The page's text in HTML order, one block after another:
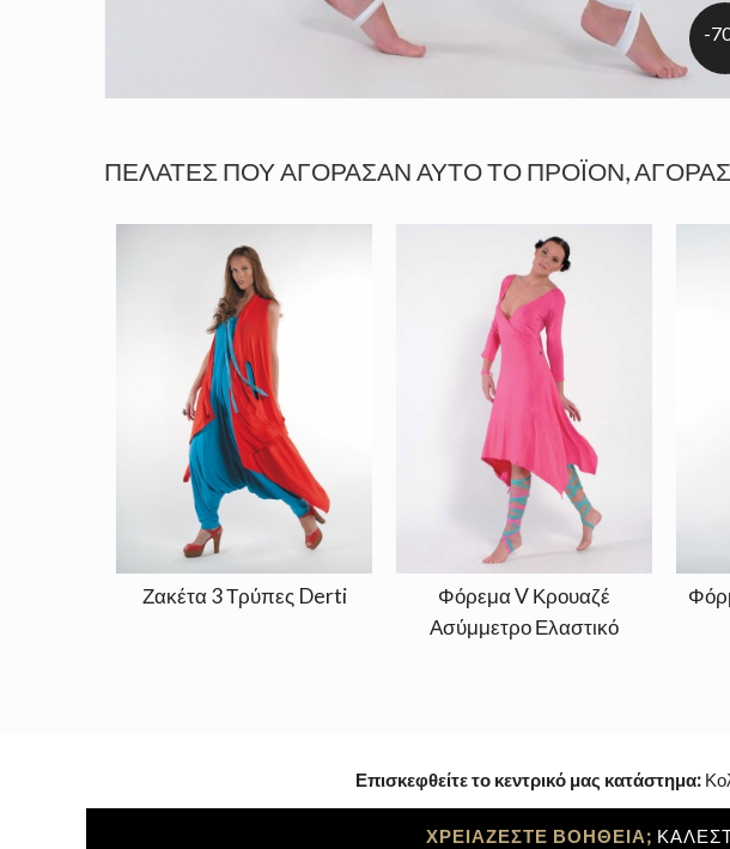
-
ΠΕΛΆΤΕΣ ΠΟΥ ΑΓΌΡΑΣΑΝ ΑΥΤΌ ΤΟ ΠΡΟΪΌΝ,
Ζακέτα 3 Τρύπες Derti
Φόρεμα V Κρουαζέ
Ασύμμετρο Ελαστικό
Επισκεφθείτε το κεντρικό μας κατάστημα:
ΧΡΕΙΑΖΕΣΤΕ ΒΟΗΘΕΙΑ;